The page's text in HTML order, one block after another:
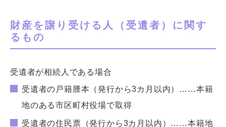
財産を譲り受ける人（受遺者）に関す
るもの
受遺者が相続人である場合
受遺者の戸籍謄本（発行から3カ月以内）……本籍
地のある市区町村役場で取得
受遺者の住民票（発行から3カ月以内）……本籍地